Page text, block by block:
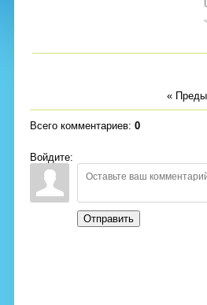
«
Всего комментариев: 0
Войдите:
Отправить